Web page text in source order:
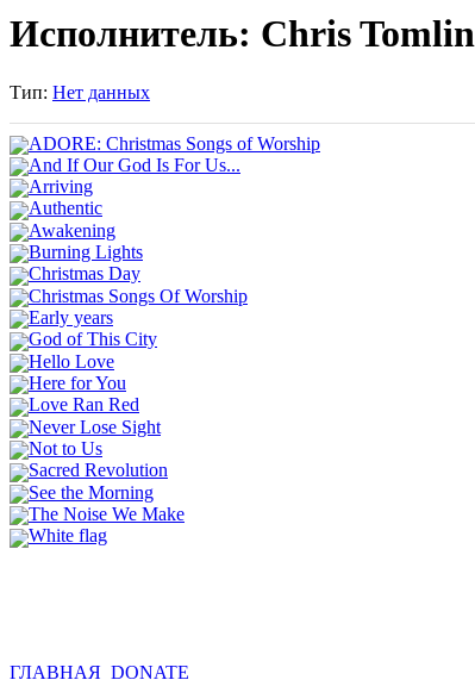
Исполнитель: Chris Tomlin
Тип: Нет данных
ADORE: Christmas Songs of Worship
And If Our God Is For Us...
Arriving
Authentic
Awakening
Burning Lights
Christmas Day
Christmas Songs Of Worship
Early years
God of This City
Hello Love
Here for You
Love Ran Red
Never Lose Sight
Not to Us
Sacred Revolution
See the Morning
The Noise We Make
White flag
ГЛАВНАЯ DONATE